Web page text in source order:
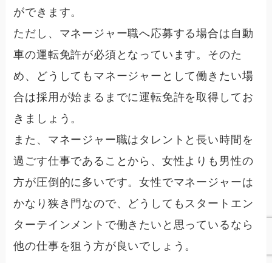
ができます。
ただし、マネージャー職へ応募する場合は 自動
車の運転免許が必須 となっています。そのた
め、どうしてもマネージャーとして働きたい場
合は採用が始まるまでに運転免許を取得してお
きましょう。
また、マネージャー職はタレントと長い時間を
過ごす仕事であることから、 女性よりも男性の
方が圧倒的に多いです。女性でマネージャーは
かなり狭き門なので、どうしてもスタートエン
ターテインメントで働きたいと思っているなら
他の仕事を狙う方が良いでしょう。